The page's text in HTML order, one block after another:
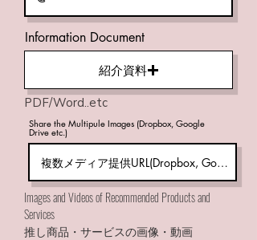
Information Document
紹介資料
PDF/Word..etc
Share the Multipule Images (Dropbox, Google
Drive etc.)
​Images and Videos of Recommended Products and
Services
推し商品・サービスの画像・動画